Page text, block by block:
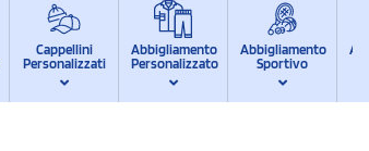
Cappellini
Personalizzati
Abbigliamento
Personalizzato
Abbigliamento
Sportivo